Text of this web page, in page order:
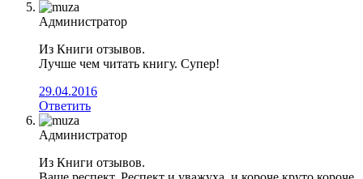
Администратор
Из Книги отзывов.
Лучше чем читать книгу. Супер!
29.04.2016
Ответить
Администратор
Из Книги отзывов.